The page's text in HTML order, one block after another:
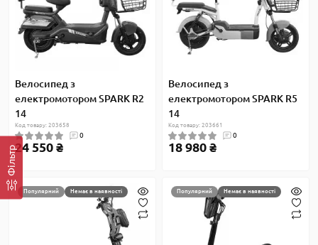
Фільтр
Велосипед з
електромотором SPARK R2
14
Код товару: 203658
0
24 550 ₴
Велосипед з
електромотором SPARK R5
14
Код товару: 203661
0
18 980 ₴
Популярний Немає в наявності Популярний Немає в наявності